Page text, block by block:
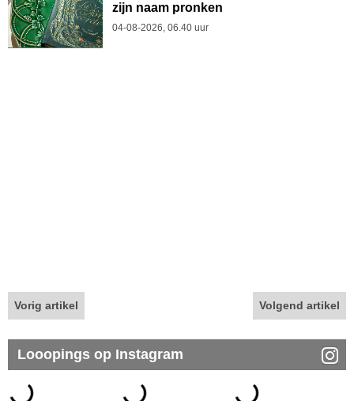
zijn naam pronken
04-08-2026, 06.40 uur
Vorig artikel Volgend artikel
Looopings op Instagram